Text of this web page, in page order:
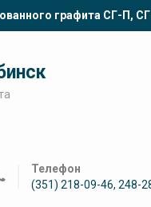
графита СГ-П,
Телефон
(351) 218-09-46, 248-